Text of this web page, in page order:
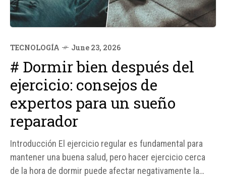
TECNOLOGÍA June 23, 2026
# Dormir bien después del
ejercicio: consejos de
expertos para un sueño
reparador
Introducción El ejercicio regular es fundamental para
mantener una buena salud, pero hacer ejercicio cerca
de la hora de dormir puede afectar negativamente la